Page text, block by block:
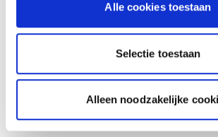
Alle cookies toestaan
Selectie toestaan
Alleen noodzakelijke